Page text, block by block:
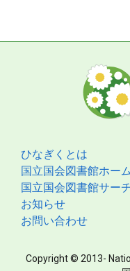
ひなぎくとは
国立国会図書館ホー
国立国会図書館サー
お知らせ
お問い合わせ
Copyright © 2013-